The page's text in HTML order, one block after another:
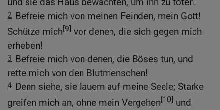
2 Befreie mich von meinen Feinden, mein Gott!
Schütze mich[9] vor denen, die sich gegen mich
erheben!
3 Befreie mich von denen, die Böses tun, und
rette mich von den Blutmenschen!
4 Denn siehe, sie lauern auf meine Seele; Starke
greifen mich an, ohne mein Vergehen[10] und